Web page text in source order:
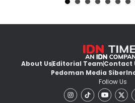
About UsEditorial TeamContact
Pedoman Media Siber
Follow Us